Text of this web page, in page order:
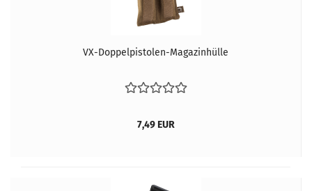
VX-Doppelpistolen-Magazinhülle
7,49 EUR